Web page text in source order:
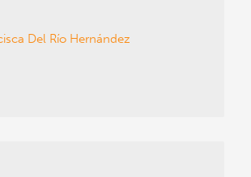
Del Río Hernández